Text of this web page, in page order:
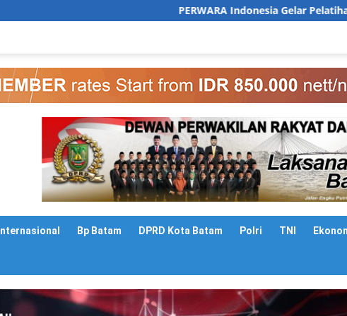
PERWARA Indonesia Gelar Pelatihan Public Speaking
Internasional Bp Batam DPRD Kota Batam Polri TNI